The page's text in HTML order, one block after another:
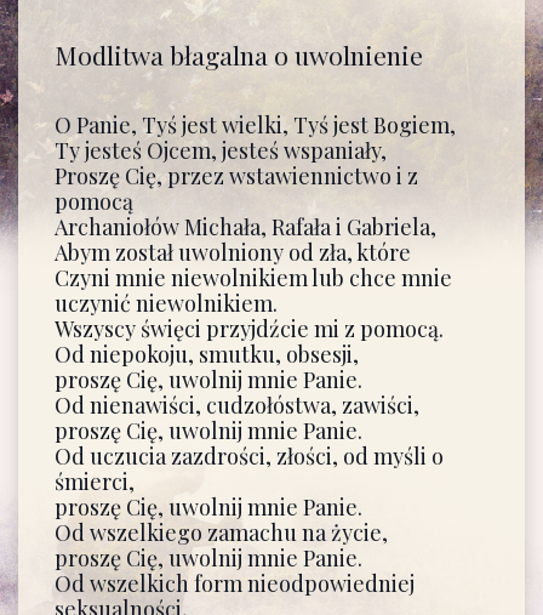
Modlitwa błagalna o uwolnienie
O Panie, Tyś jest wielki, Tyś jest Bogiem,
Ty jesteś Ojcem, jesteś wspaniały,
Proszę Cię, przez wstawiennictwo i z
pomocą
Archaniołów Michała, Rafała i Gabriela,
Abym został uwolniony od zła, które
Czyni mnie niewolnikiem lub chce mnie
uczynić niewolnikiem.
Wszyscy święci przyjdźcie mi z pomocą.
Od niepokoju, smutku, obsesji,
proszę Cię, uwolnij mnie Panie.
Od nienawiści, cudzołóstwa, zawiści,
proszę Cię, uwolnij mnie Panie.
Od uczucia zazdrości, złości, od myśli o
śmierci,
proszę Cię, uwolnij mnie Panie.
Od wszelkiego zamachu na życie,
proszę Cię, uwolnij mnie Panie.
Od wszelkich form nieodpowiedniej
seksualności,